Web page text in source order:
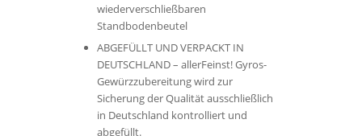
wiederverschließbaren
Standbodenbeutel
ABGEFÜLLT UND VERPACKT IN
DEUTSCHLAND – allerFeinst! Gyros-
Gewürzzubereitung wird zur
Sicherung der Qualität ausschließlich
in Deutschland kontrolliert und
abgefüllt.